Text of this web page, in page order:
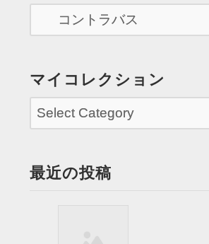
ス
で
奏
チ
ェ
を
マイコレクション
最近の投稿